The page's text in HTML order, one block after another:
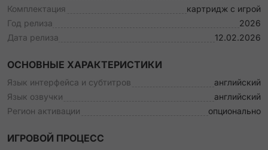
Комплектация
картридж с игрой
Год релиза
2026
Дата релиза
12.02.2026
ОСНОВНЫЕ ХАРАКТЕРИСТИКИ
Язык интерфейса и субтитров
английский
Язык озвучки
английский
Регион активации
опционально
ИГРОВОЙ ПРОЦЕСС